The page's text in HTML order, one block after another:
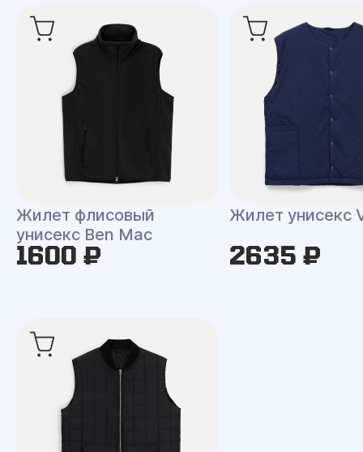
Жилет флисовый
унисекс Ben Mac
1600 ₽
Жилет унисекс
2635 ₽